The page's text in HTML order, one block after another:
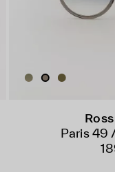
Paris 49